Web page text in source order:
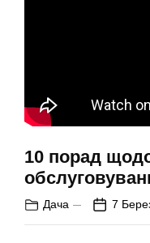
10 порад
Дача 7